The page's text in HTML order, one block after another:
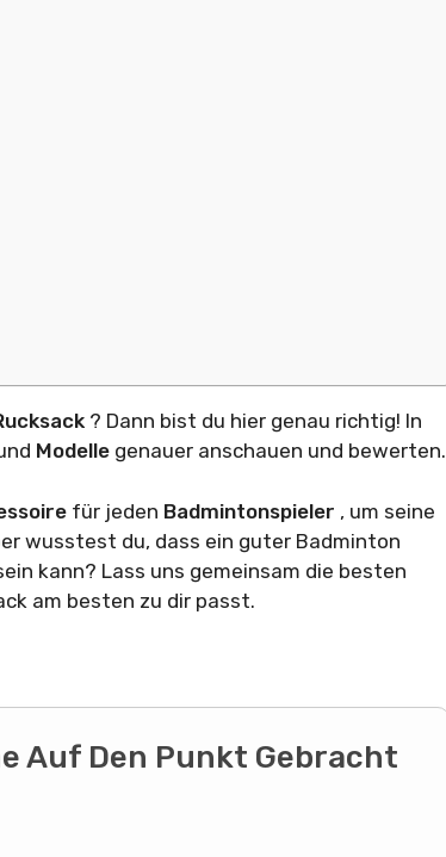
? Dann bist du hier genau richtig! In
Modelle genauer anschauen und bewerten.
für jeden Badmintonspieler , um seine
wusstest du, dass ein guter Badminton
kann? Lass uns gemeinsam die besten
am besten zu dir passt.
Auf Den Punkt Gebracht